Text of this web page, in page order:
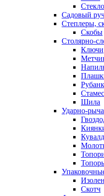
Садовый
Степлеры,
Скобы
Столярно-
Ключи
Шила
Ударно-
Скотч